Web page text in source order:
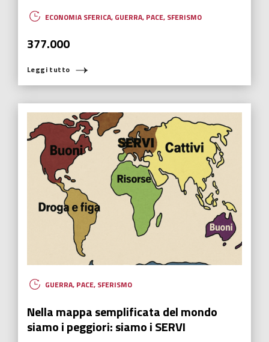
ECONOMIA SFERICA, GUERRA, PACE, SFERISMO
377.000
Leggi tutto
GUERRA, PACE, SFERISMO
Nella mappa semplificata del mondo
siamo i peggiori: siamo i SERVI